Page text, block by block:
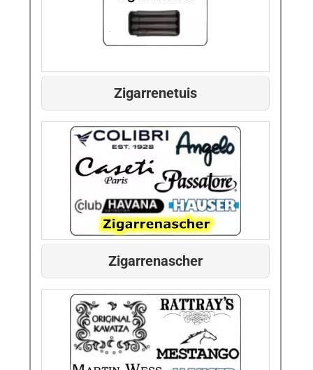
Zigarrenetuis
Zigarrenascher